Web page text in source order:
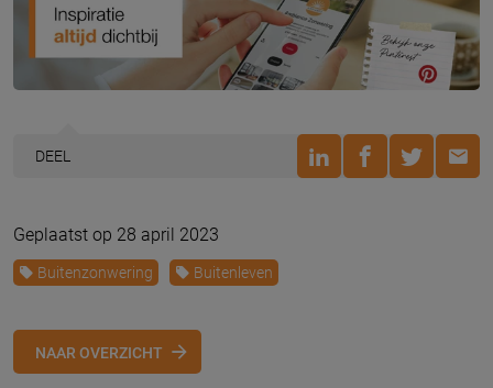
DEEL
Geplaatst op 28 april 2023
Buitenzonwering Buitenleven
NAAR OVERZICHT